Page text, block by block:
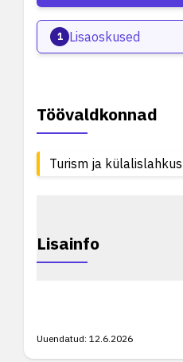
1 Lisaoskused
Töövaldkonnad
Turism ja
Lisainfo
Uuendatud: 12.6.2026